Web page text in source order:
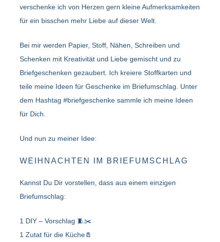
verschenke ich von Herzen gern kleine Aufmerksamkeiten
für ein bisschen mehr Liebe auf dieser Welt.
Bei mir werden Papier, Stoff, Nähen, Schreiben und
Schenken mit Kreativität und Liebe gemischt und zu
Briefgeschenken gezaubert. Ich kreiere Stoffkarten und
teile meine Ideen für Geschenke im Briefumschlag. Unter
dem Hashtag #briefgeschenke sammle ich meine Ideen
für Dich.
Und nun zu meiner Idee:
WEIHNACHTEN IM BRIEFUMSCHLAG
Kannst Du Dir vorstellen, dass aus einem einzigen
Briefumschlag:
1 DIY – Vorschlag 🧵✂️
1 Zutat für die Küche🧂